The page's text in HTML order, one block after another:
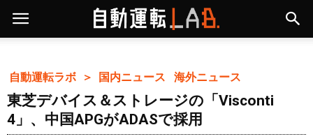
自動運転ラボ ＞ 国内ニュース 海外ニュース
東芝デバイス＆ストレージの「Visconti
4」、中国APGがADASで採用